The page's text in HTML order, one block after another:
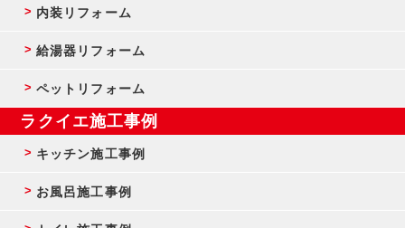
内装リフォーム
給湯器リフォーム
ペットリフォーム
ラクイエ施工事例
キッチン施工事例
お風呂施工事例